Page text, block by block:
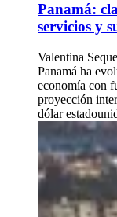
Panamá:
servicios y
Valentina
Panamá ha
economía con
proyección
dólar